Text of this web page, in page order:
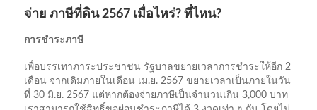
จ่าย ภาษีที่ดิน 2567 เมื่อไหร่? ที่ไหน?
การชำระภาษี
เพื่อบรรเทาภาระประชาชน รัฐบาลขยายเวลาการชำระให้อีก 2
เดือน จากเดิมภายในเดือน เม.ย. 2567 ขยายเวลาเป็นภายในวัน
ที่ 30 มิ.ย. 2567 แต่หากต้องจ่ายภาษีเป็นจำนวนเกิน 3,000 บาท